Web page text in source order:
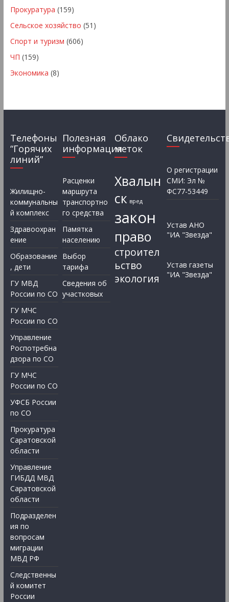
Прокуратура (159)
Сельское хозяйство (51)
Спорт и туризм (606)
ЧП (159)
Экономика (8)
Телефоны
“Горячих
линий”
Жилищно-
коммунальны
й комплекс
Здравоохран
ение
Образование
, дети
ГУ МВД
России по СО
ГУ МЧС
России по СО
Управление
Роспотребна
дзора по СО
ГУ МЧС
России по СО
УФСБ России
по СО
Прокуратура
Саратовской
области
Управление
ГИБДД МВД
Саратовской
области
Подразделен
ия по
вопросам
миграции
МВД РФ
Следственны
й комитет
России
Полезная
информация
Расценки
маршрута
транспортно
го средства
Памятка
населению
Выбор
тарифа
Сведения об
участковых
Облако
меток
Хвалын
ск вред
закон
право
строител
ьство
экология
О регистрации
СМИ: Эл №
ФС77-53449
Устав АНО
"ИА "Звезда"
Устав газеты
"ИА "Звезда"